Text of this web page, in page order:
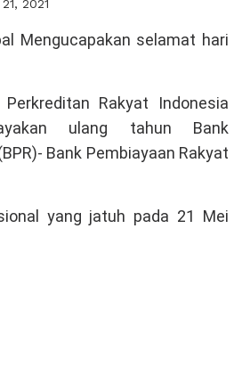
2021
Mengucapakan selamat hari
Rakyat Indonesia
ulang tahun Bank
Bank Pembiayaan Rakyat
yang jatuh pada 21 Mei